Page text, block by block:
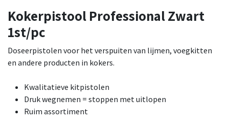
Kokerpistool Professional Zwart
1st/pc
Doseerpistolen voor het verspuiten van lijmen, voegkitten
en andere producten in kokers.
Kwalitatieve kitpistolen
Druk wegnemen = stoppen met uitlopen
Ruim assortiment